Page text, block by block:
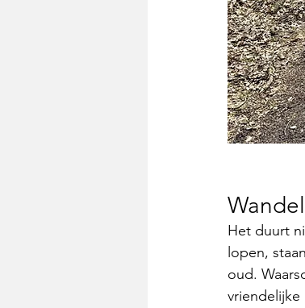
Het duurt
lopen,
oud.
vriendelijke